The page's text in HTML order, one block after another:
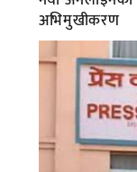
अभिमुखीकरण